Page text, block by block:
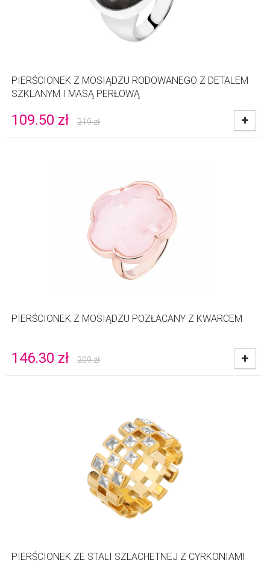
PIERŚCIONEK Z MOSIĄDZU RODOWANEGO Z DETALEM
SZKLANYM I MASĄ PERŁOWĄ
109.50 zł 219zł
PIERŚCIONEK Z MOSIĄDZU POZŁACANY Z KWARCEM
146.30 zł 209zł
PIERŚCIONEK ZE STALI SZLACHETNEJ Z CYRKONIAMI